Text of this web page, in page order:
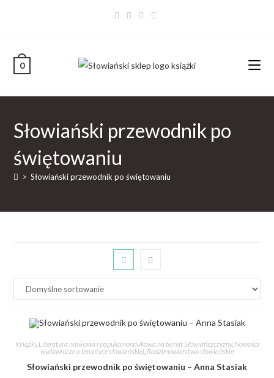
0
Słowiański przewodnik po
świętowaniu
> Słowiański przewodnik po świętowaniu
Książki, Literatura naukowa i popularnonaukowa na temat Słowiańszczyzny, Nowości
wydawnicze o tematyce słowiańskiej, Rodzimowierstwo słowiańskie
Słowiański przewodnik po świętowaniu – Anna Stasiak